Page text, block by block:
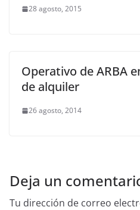
28 agosto, 2015
Operativo de ARBA
de alquiler
26 agosto, 2014
Deja un
Tu dirección de correo